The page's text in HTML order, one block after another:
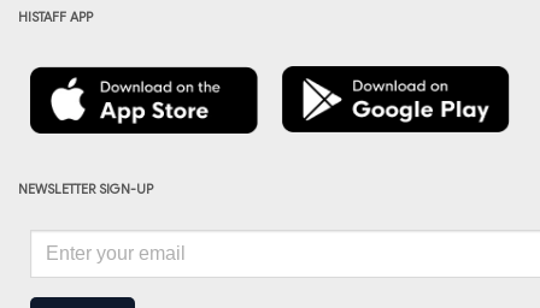
HISTAFF APP
NEWSLETTER SIGN-UP